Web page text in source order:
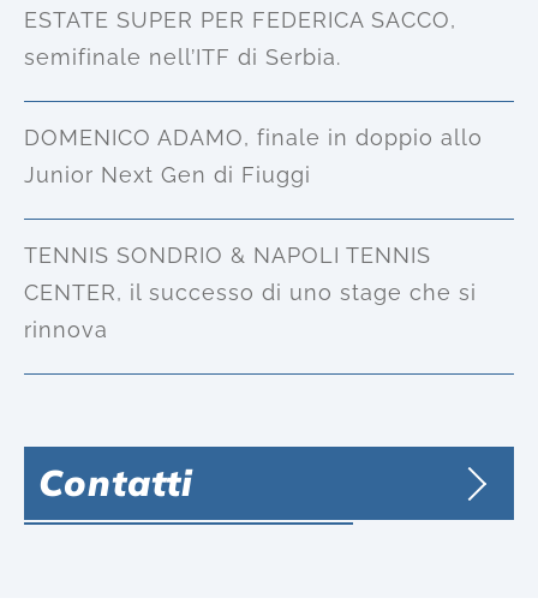
ESTATE SUPER PER FEDERICA SACCO,
semifinale nell’ITF di Serbia.
DOMENICO ADAMO, finale in doppio allo
Junior Next Gen di Fiuggi
TENNIS SONDRIO & NAPOLI TENNIS
CENTER, il successo di uno stage che si
rinnova
Contatti